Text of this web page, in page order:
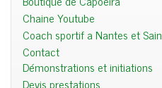
Chaine Youtube
Coach sportif a Nantes et
Contact
Démonstrations et initiations
Devis prestations